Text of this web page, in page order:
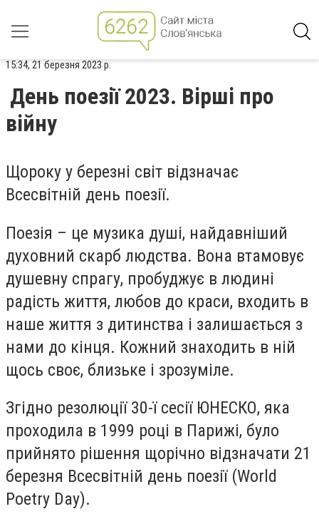
15:34, 21 березня 2023 р.
День поезії 2023. Вірші про
війну
Щороку у березні світ відзначає
Всесвітній день поезії.
Поезія – це музика душі, найдавніший
духовний скарб людства. Вона втамовує
душевну спрагу, пробуджує в людині
радість життя, любов до краси, входить в
наше життя з дитинства і залишається з
нами до кінця. Кожний знаходить в ній
щось своє, близьке і зрозуміле.
Згідно резолюції 30-ї сесії ЮНЕСКО, яка
проходила в 1999 році в Парижі, було
прийнято рішення щорічно відзначати 21
березня Всесвітній день поезії (World
Poetry Day).